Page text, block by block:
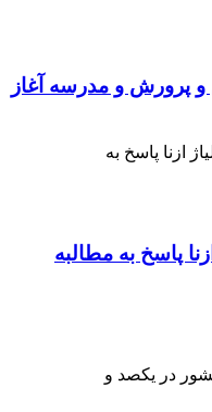
پرورش و مدرسه آغاز
پاسخ به مطالبه